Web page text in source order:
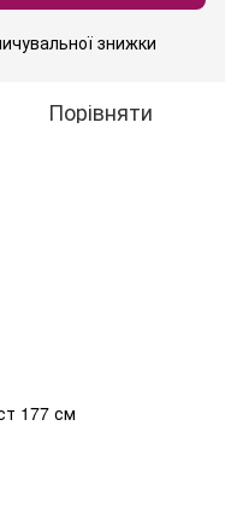
знижки
Порівняти
177 см